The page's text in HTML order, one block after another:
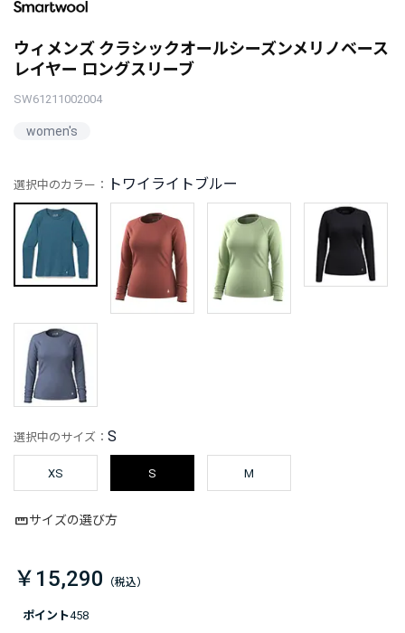
ウィメンズ クラシックオールシーズンメリノベース
レイヤー ロングスリーブ
SW61211002004
women's
ポイント458
選択中のカラー： トワイライトブルー
選択中のサイズ： S
XS S M
サイズの選び方
￥15,290